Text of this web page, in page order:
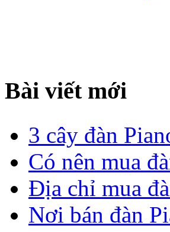
Bài viết mới
3 cây đàn
Có nên mua
Địa chỉ mua
Nơi bán đàn